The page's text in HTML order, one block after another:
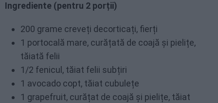
Ingrediente (pentru 2 porții)
200 grame creveți decorticați, fierți
1 portocală mare, curățată de coajă și pielițe,
tăiată felii
1/2 fenicul, tăiat felii subțiri
1 avocado copt, tăiat cubulețe
1 grapefruit, curățat de coajă și pielițe, tăiat